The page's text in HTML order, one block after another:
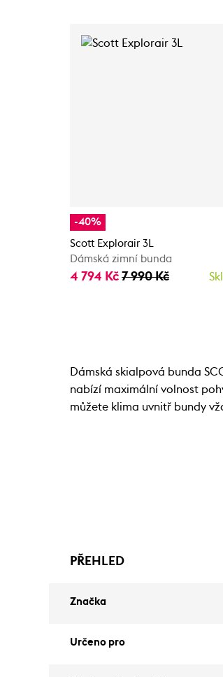
-40%
Scott Explorair 3L
Dámská zimní bunda
4 794 Kč 7 990 Kč
Dámská skialpová bunda
nabízí maximální volnost
můžete klima uvnitř bundy
PŘEHLED
Značka
Určeno pro